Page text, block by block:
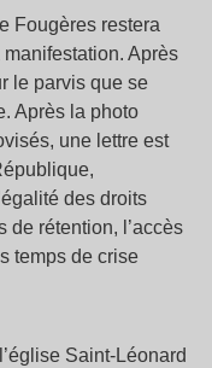
Fougères restera
Après
le parvis que se
Après la photo
une lettre est
des droits
de rétention, l’accès
temps de crise
Saint-Léonard